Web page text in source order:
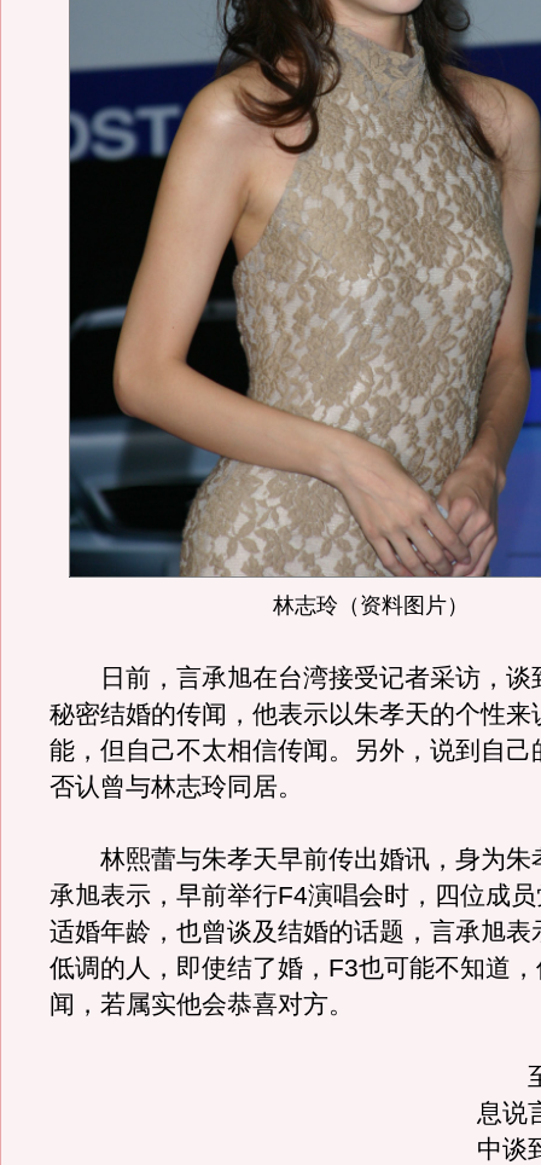
林志玲（资料图片）
日前，言承旭在台湾接受记者采访，谈
秘密结婚的传闻，他表示以朱孝天的个性来
能，但自己不太相信传闻。另外，说到自己
否认曾与林志玲同居。
林熙蕾与朱孝天早前传出婚讯，身为朱
承旭表示，早前举行F4演唱会时，四位成
适婚年龄，也曾谈及结婚的话题，言承旭表
低调的人，即使结了婚，F3也可能不知道
闻，若属实他会恭喜对方。
至
息说
中谈